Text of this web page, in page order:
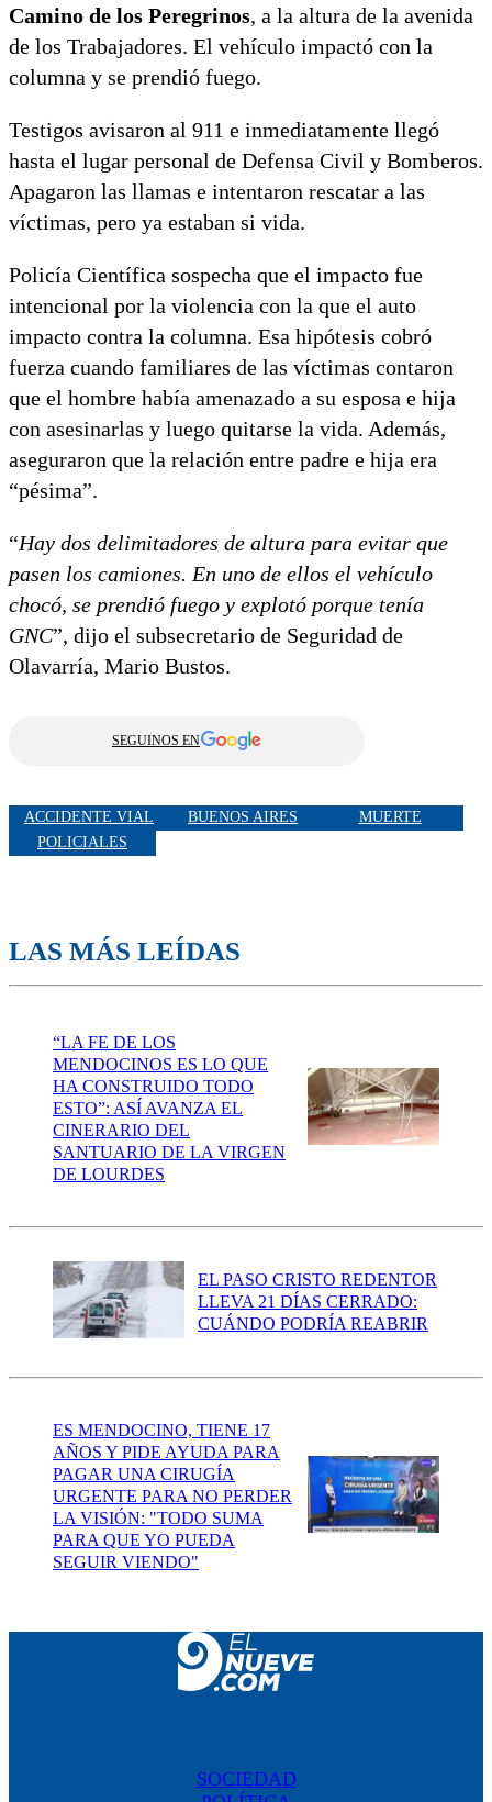
Camino de los Peregrinos, a la altura de la avenida
de los Trabajadores. El vehículo impactó con la
columna y se prendió fuego.
Testigos avisaron al 911 e inmediatamente llegó
hasta el lugar personal de Defensa Civil y Bomberos.
Apagaron las llamas e intentaron rescatar a las
víctimas, pero ya estaban si vida.
Policía Científica sospecha que el impacto fue
intencional por la violencia con la que el auto
impacto contra la columna. Esa hipótesis cobró
fuerza cuando familiares de las víctimas contaron
que el hombre había amenazado a su esposa e hija
con asesinarlas y luego quitarse la vida. Además,
aseguraron que la relación entre padre e hija era
“pésima”.
“Hay dos delimitadores de altura para evitar que
pasen los camiones. En uno de ellos el vehículo
chocó, se prendió fuego y explotó porque tenía
GNC”, dijo el subsecretario de Seguridad de
Olavarría, Mario Bustos.
SEGUINOS EN
ACCIDENTE VIAL BUENOS AIRES
MUERTE
POLICIALES
LAS MÁS LEÍDAS
“LA FE DE LOS
MENDOCINOS ES LO QUE
HA CONSTRUIDO TODO
ESTO”: ASÍ AVANZA EL
CINERARIO DEL
SANTUARIO DE LA VIRGEN
DE LOURDES
EL PASO CRISTO REDENTOR
LLEVA 21 DÍAS CERRADO:
CUÁNDO PODRÍA REABRIR
ES MENDOCINO, TIENE 17
AÑOS Y PIDE AYUDA PARA
PAGAR UNA CIRUGÍA
URGENTE PARA NO PERDER
LA VISIÓN: "TODO SUMA
PARA QUE YO PUEDA
SEGUIR VIENDO"
SOCIEDAD